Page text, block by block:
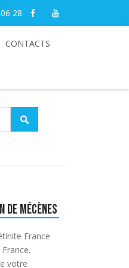
28
CONTACTS
de mécènes
France
votre